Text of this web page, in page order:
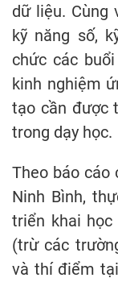
dữ liệu. Cùng
kỹ năng số,
chức các
kinh nghiệm
tạo cần được
trong dạy học.
Theo báo cáo
Ninh Bình,
triển khai
(trừ các
và thí điểm